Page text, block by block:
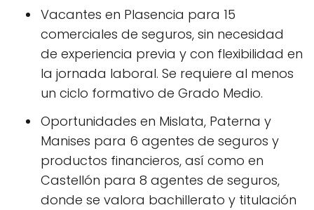
Vacantes en Plasencia para 15
comerciales de seguros, sin necesidad
de experiencia previa y con flexibilidad en
la jornada laboral. Se requiere al menos
un ciclo formativo de Grado Medio.
Oportunidades en Mislata, Paterna y
Manises para 6 agentes de seguros y
productos financieros, así como en
Castellón para 8 agentes de seguros,
donde se valora bachillerato y titulación